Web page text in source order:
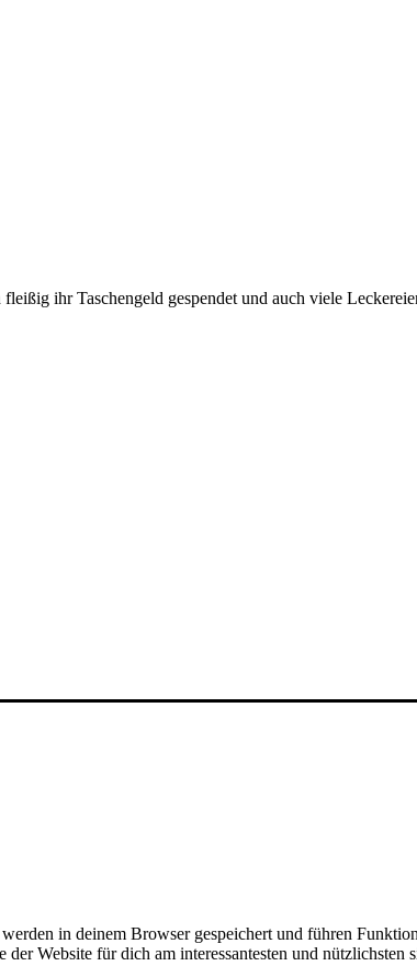
ihr Taschengeld gespendet und auch viele
in deinem Browser gespeichert und führen
Website für dich am interessantesten und nützlichsten